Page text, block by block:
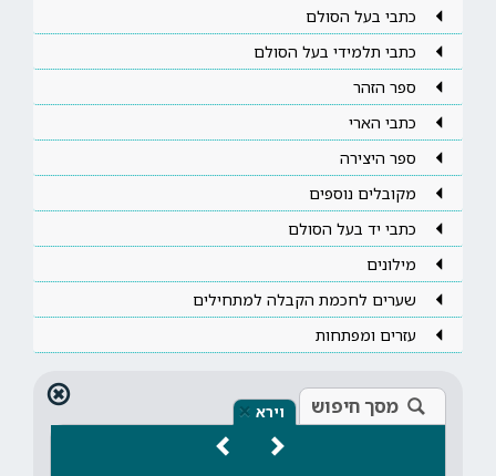
כתבי בעל הסולם
כתבי תלמידי בעל הסולם
ספר הזהר
כתבי הארי
ספר היצירה
מקובלים נוספים
כתבי יד בעל הסולם
מילונים
שערים לחכמת הקבלה למתחילים
עזרים ומפתחות
מסך חיפוש וירא ×